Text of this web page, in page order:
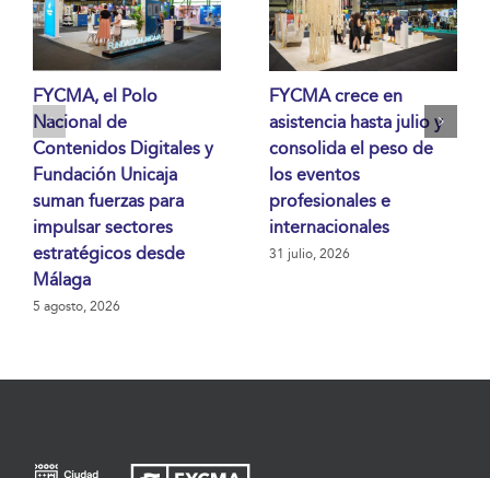
FYCMA, el Polo
Nacional de
Contenidos Digitales y
Fundación Unicaja
suman fuerzas para
impulsar sectores
estratégicos desde
Málaga
5 agosto, 2026
FYCMA crece en
asistencia hasta julio y
consolida el peso de
los eventos
profesionales e
internacionales
31 julio, 2026